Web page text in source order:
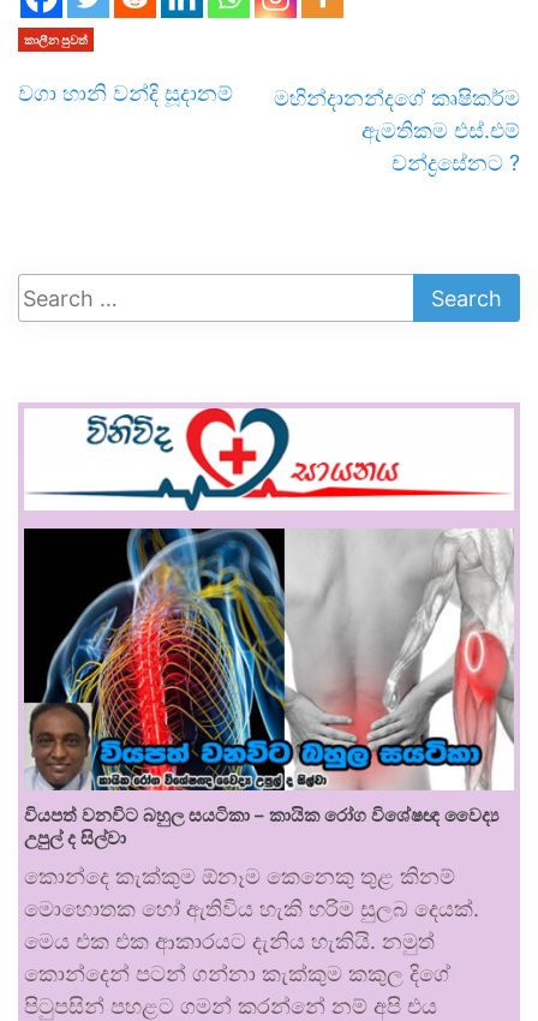
කාලීන පුවත්
වගා හානි වන්දි සූදානම්
මහින්දානන්දගේ කෘෂිකර්ම
ඇමතිකම එස්.එම්
චන්ද්‍රසේනට ?
වියපත් වනවිට බහුල සයටිකා – කායික රෝග විශේෂඥ වෛද්‍ය
උපුල් ද සිල්වා
කොන්දෙ කැක්කුම ඕනෑම කෙනෙකු තුළ කිනම්
මොහොතක හෝ ඇතිවිය හැකි හරිම සුලබ දෙයක්.
මෙය එක එක ආකාරයට දැනිය හැකියි. නමුත්
කොන්දෙන් පටන් ගන්නා කැක්කුම කකුල දිගේ
පිටුපසින් පහළට ගමන් කරන්නේ නම් අපි එය